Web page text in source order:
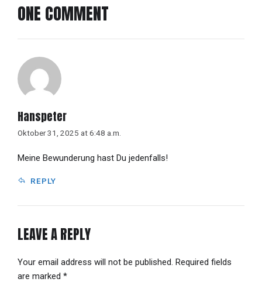
ONE COMMENT
Hanspeter
Oktober 31, 2025 at 6:48 a.m.
Meine Bewunderung hast Du jedenfalls!
REPLY
LEAVE A REPLY
Your email address will not be published. Required fields
are marked *